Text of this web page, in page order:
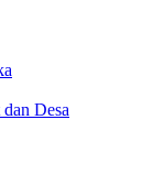
Desa